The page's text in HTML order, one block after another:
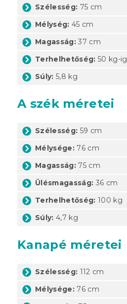
Szélesség: 75 cm
Mélység: 45 cm
Magasság: 37 cm
Terhelhetőség: 50 kg-ig
Súly: 5,8 kg
A szék méretei
Szélesség: 59 cm
Mélysége: 76 cm
Magasság: 75 cm
Ülésmagasság: 36 cm
Terhelhetőség: 100 kg
Súly: 4,7 kg
Kanapé méretei
Szélesség: 112 cm
Mélysége: 76 cm